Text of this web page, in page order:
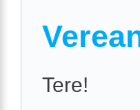
Tere!